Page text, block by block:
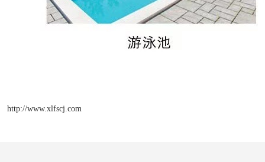
http://www.xlfscj.com